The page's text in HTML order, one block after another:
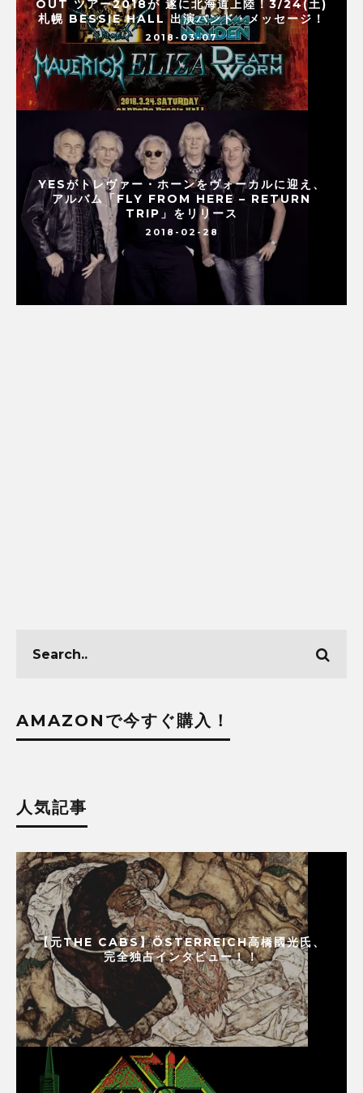
OUT ツアー2018が 遂に北海道上陸！3/24(土)
札幌 BESSIE HALL 出演バンド・メッセージ！
2018-03-07
YESがトレヴァー・ホーンをヴォーカルに迎え、
アルバム「FLY FROM HERE – RETURN
TRIP」をリリース
2018-02-28
AMAZONで今すぐ購入！
人気記事
【元THE CABS】ÖSTERREICH高橋國光氏、
完全独占インタビュー！！